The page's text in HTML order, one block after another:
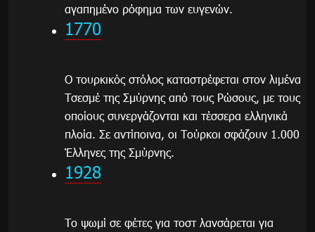
αγαπημένο ρόφημα των ευγενών.
1770
Ο τουρκικός στόλος καταστρέφεται στον λιμένα
Τσεσμέ της Σμύρνης από τους Ρώσους, με τους
οποίους συνεργάζονται και τέσσερα ελληνικά
πλοία. Σε αντίποινα, οι Τούρκοι σφάζουν 1.000
Έλληνες της Σμύρνης.
1928
Το ψωμί σε φέτες για τοστ λανσάρεται για